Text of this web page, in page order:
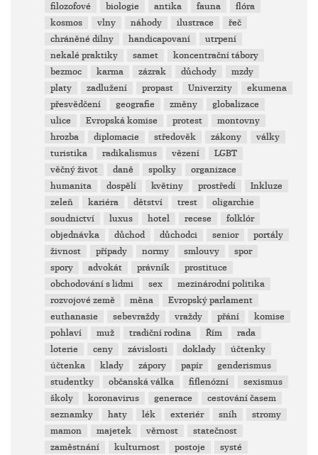
filozofové
biologie antika fauna
flóra
kosmos
vlny náhody ilustrace
řeč
chráněné dílny
handicapovaní
utrpení
nekalé praktiky
samet
koncentrační tábory
bezmoc
karma zázrak důchody
mzdy
platy
zadlužení propast Univerzity
ekumena
přesvědčení
geografie změny
globalizace
ulice
Evropská komise protest
montovny
hrozba
diplomacie středověk zákony
války
turistika
radikalismus vězení
LGBT
věčný život
daně spolky
organizace
humanita
dospělí květiny prostředí
Inkluze
zeleň
kariéra dětství trest
oligarchie
soudnictví
luxus hotel recese
folklór
objednávka
důchod důchodci senior
portály
živnost
případy normy smlouvy
spor
spory
advokát právník
prostituce
obchodování s lidmi
sex
mezinárodní politika
rozvojové země
měna
Evropský parlament
euthanasie
sebevraždy vraždy přání
komise
pohlaví
muž tradiční rodina Řím
rada
loterie
ceny závislosti doklady
účtenky
účtenka
klady zápory papír
genderismus
studentky
občanská válka fiflenózní
sexismus
školy
koronavirus generace
cestování časem
seznamky
haty lék exteriér sníh
stromy
mamon
majetek věrnost
statečnost
zaměstnání
kulturnost postoje systé